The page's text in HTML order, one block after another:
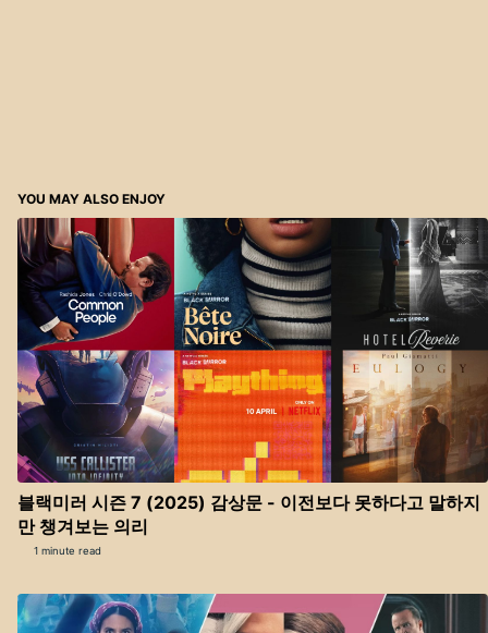
YOU MAY ALSO ENJOY
블랙미러 시즌 7 (2025) 감상문 - 이전보다 못하다고 말하지
만 챙겨보는 의리
1 minute read